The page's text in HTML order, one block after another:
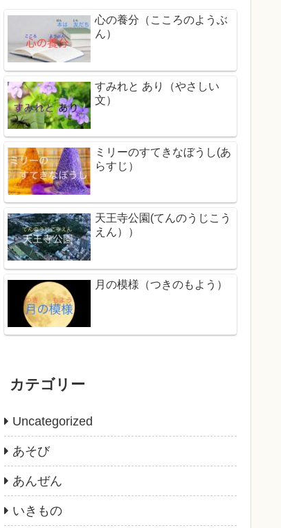
心の養分（こころのようぶ
ん）
すみれと あり（やさしい
文）
ミリーのすてきなぼうし(あ
らすじ）
天王寺公園(てんのうじこう
えん））
月の模様（つきのもよう）
カテゴリー
Uncategorized
あそび
あんぜん
いきもの